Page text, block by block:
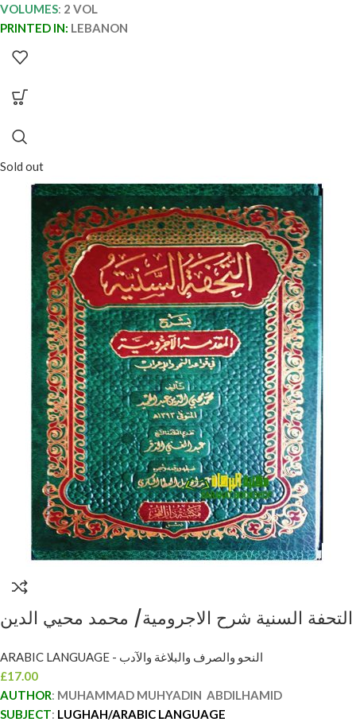
VOLUMES: 2 VOL
PRINTED IN: LEBANON
Sold out
التحفة السنية شرح الاجرومية/ محمد محيي الدين
SHARH AJRUMIYAHARABIC LANGUAGE - النحو والصرف والبلاغة والآدب
£17.00
AUTHOR: MUHAMMAD MUHYADIN ABDILHAMID
SUBJECT: LUGHAH/ARABIC LANGUAGE